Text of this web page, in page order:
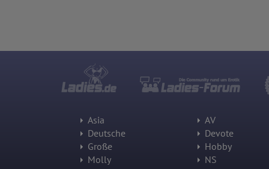
Asia AV
Deutsche
Devote
Große
Hobby
Molly
NS